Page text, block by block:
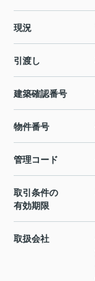
現況
引渡し
建築確認番号
物件番号
管理コード
取引条件の
有効期限
取扱会社